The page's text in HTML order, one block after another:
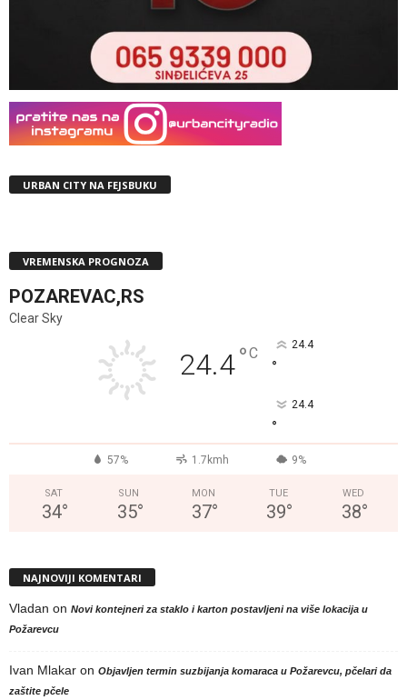
URBAN CITY NA FEJSBUKU
VREMENSKA PROGNOZA
POZAREVAC,RS
Clear Sky
24.4°C 24.4
°
24.4
°
57% 1.7kmh 9%
SAT
34°
SUN
35°
MON
37°
TUE
39°
WED
38°
NAJNOVIJI KOMENTARI
Vladan on Novi kontejneri za staklo i karton postavljeni na više lokacija u
Požarevcu
Ivan Mlakar on Objavljen termin suzbijanja komaraca u Požarevcu, pčelari da
zaštite pčele